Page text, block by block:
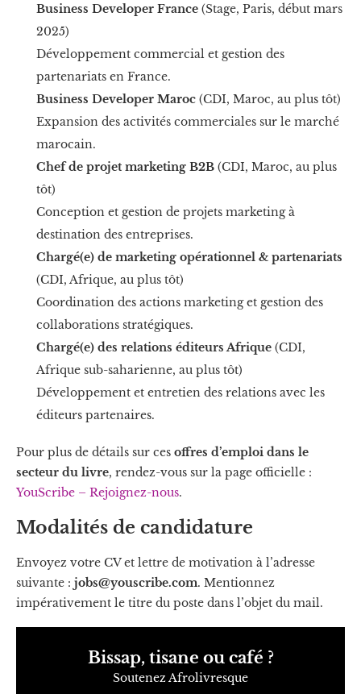
Business Developer France (Stage, Paris, début mars
2025)
Développement commercial et gestion des
partenariats en France.
Business Developer Maroc (CDI, Maroc, au plus tôt)
Expansion des activités commerciales sur le marché
marocain.
Chef de projet marketing B2B (CDI, Maroc, au plus
tôt)
Conception et gestion de projets marketing à
destination des entreprises.
Chargé(e) de marketing opérationnel & partenariats
(CDI, Afrique, au plus tôt)
Coordination des actions marketing et gestion des
collaborations stratégiques.
Chargé(e) des relations éditeurs Afrique (CDI,
Afrique sub-saharienne, au plus tôt)
Développement et entretien des relations avec les
éditeurs partenaires.
Pour plus de détails sur ces offres d’emploi dans le
secteur du livre, rendez-vous sur la page officielle :
YouScribe – Rejoignez-nous.
Modalités de candidature
Envoyez votre CV et lettre de motivation à l’adresse
suivante : jobs@youscribe.com. Mentionnez
impérativement le titre du poste dans l’objet du mail.
Bissap, tisane ou café ?
Soutenez Afrolivresque